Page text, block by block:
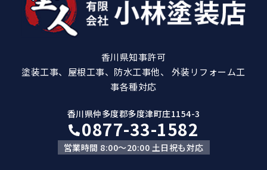
香川県知事許可
塗装工事、屋根工事、防水工事他、 外装リフォーム工
事各種対応
香川県仲多度郡多度津町庄1154-3
0877-33-1582
営業時間 8:00～20:00 土日祝も対応